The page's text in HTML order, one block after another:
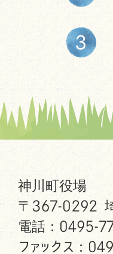
神川町役場
〒367-0292
電話：0495-
ファックス：